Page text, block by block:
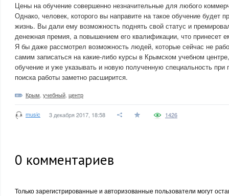
Цены на обучение совершенно незначительные для любого
Однако, человек, которого вы направите на такое обучение будет
жизнь. Вы дали ему возможность поднять свой статус и
денежная премия, а повышением его квалификации, что принесет
Я бы даже рассмотрел возможность людей, которые сейчас не
самим записаться на какие-либо курсы в Крымском учебном
обучение и уже указывать и новую полученную специальность
поиска работы заметно расширится.
Крым учебный центр
music 3 декабря 2017, 18:58 1426
0 комментариев
Только зарегистрированные и авторизованные пользователи могут